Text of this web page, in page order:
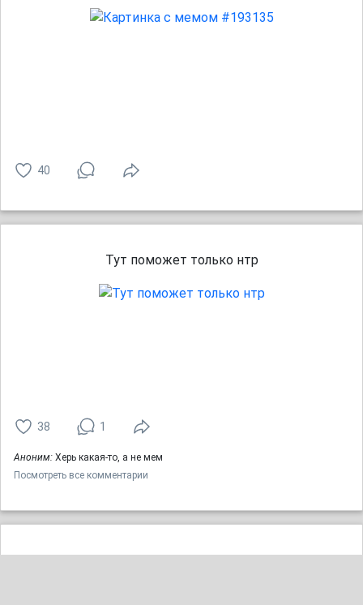
40
Тут поможет только нтр
38 1
Аноним: Херь какая-то, а не мем
Посмотреть все комментарии